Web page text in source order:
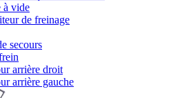
à vide
de freinage
secours
arrière droit
arrière gauche